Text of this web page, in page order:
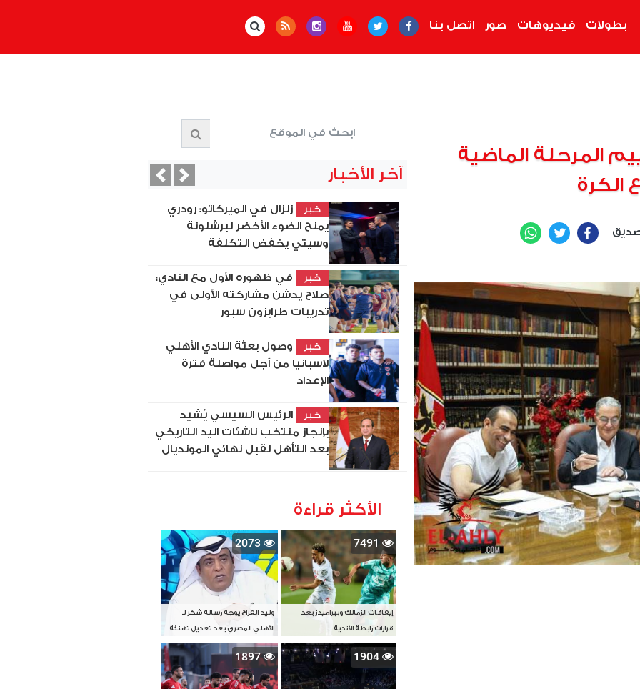
بطولات فيديوهات صور اتصل بنا
المرحلة الماضية
الكرة
Facebook
Twitter
آخر الأخبار
خبر
بيان ناري يفجّر أزمة في
ميت عقبة: بيزيرا يُهاجم إدارة
الزمالك ويُعلن نهاية رحلته
خبر
محامي زيزو يفجر مفاجأة
ويؤكد عدم حصوله على أي
حيثيات من اتحاد الكرة
خبر
رسميًا..ريال مدريد يعلن
انضمام يان ديوماندي في صفقة
قياسية
خبر
وكيل عبدالله السعيد
يوضح حقيقة موقف اللاعب مع
الزمالك
PreviousNext
الأكثر قراءة
7491
قرارات رابطة الأندية
2073
الأهلي المصري بعد تعديل تهنئة
بطل آسيا
1904
1897